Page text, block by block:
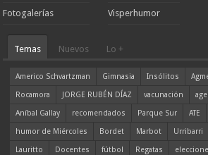
Fotogalerías Visperhumor
Temas Nuevos Lo +
Americo Schvartzman Gimnasia Insólitos
Rocamora
JORGE RUBÉN DÍAZ vacunación
Aníbal Gallay
recomendados Parque Sur ATE
humor de Miércoles
Bordet Marbot Urribarri
Lauritto
Docentes fútbol Regatas